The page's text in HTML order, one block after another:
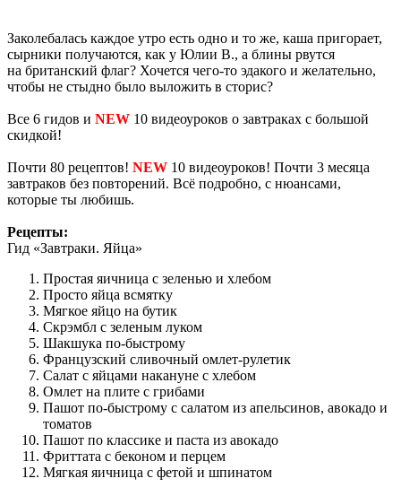
Заколебалась каждое утро есть одно и то же, каша пригорает,
сырники получаются, как у Юлии В., а блины рвутся
на британский флаг? Хочется чего-то эдакого и желательно,
чтобы не стыдно было выложить в сторис?
Все 6 гидов и NEW 10 видеоуроков о завтраках с большой
скидкой!
Почти 80 рецептов! NEW 10 видеоуроков! Почти 3 месяца
завтраков без повторений. Всё подробно, с нюансами,
которые ты любишь.
Рецепты:
Гид «Завтраки. Яйца»
Простая яичница с зеленью и хлебом
Просто яйца всмятку
Мягкое яйцо на бутик
Скрэмбл с зеленым луком
Шакшука по-быстрому
Французский сливочный омлет-рулетик
Салат с яйцами накануне с хлебом
Омлет на плите с грибами
Пашот по-быстрому с салатом из апельсинов, авокадо и
томатов
Пашот по классике и паста из авокадо
Фриттата с беконом и перцем
Мягкая яичница с фетой и шпинатом